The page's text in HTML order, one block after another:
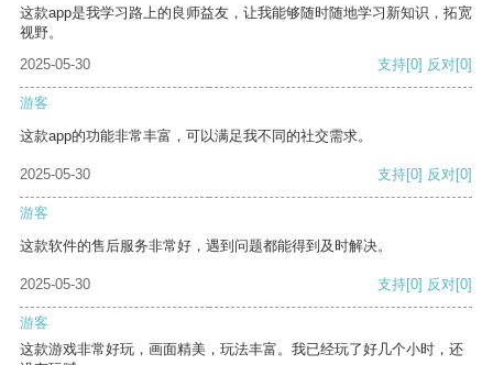
这款app是我学习路上的良师益友，让我能够随时随地学习新知识，拓宽
视野。
2025-05-30
支持[0] 反对[0]
游客
这款app的功能非常丰富，可以满足我不同的社交需求。
2025-05-30 支持[0] 反对[0]
游客
这款软件的售后服务非常好，遇到问题都能得到及时解决。
2025-05-30 支持[0] 反对[0]
游客
这款游戏非常好玩，画面精美，玩法丰富。我已经玩了好几个小时，还